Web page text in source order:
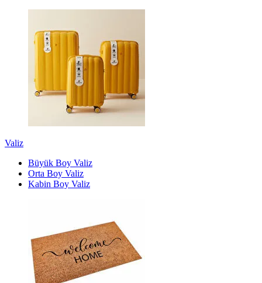
Valiz
Büyük Boy Valiz
Orta Boy Valiz
Kabin Boy Valiz